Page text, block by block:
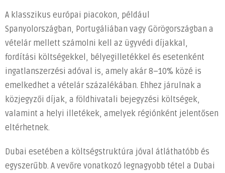
külföldi
ingatlanvásárláskor
bejegyzéshez
A klasszikus európai piacokon, például
Spanyolországban, Portugáliában vagy Görögországban a
vételár mellett számolni kell az ügyvédi díjakkal,
fordítási költségekkel, bélyegilletékkel és esetenként
ingatlanszerzési adóval is, amely akár 8–10% közé is
emelkedhet a vételár százalékában. Ehhez járulnak a
közjegyzői díjak, a földhivatali bejegyzési költségek,
valamint a helyi illetékek, amelyek régiónként jelentősen
eltérhetnek.
Dubai esetében a költségstruktúra jóval átláthatóbb és
egyszerűbb. A vevőre vonatkozó legnagyobb tétel a Dubai